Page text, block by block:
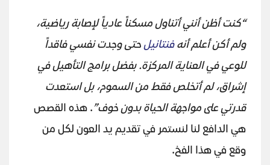
“كنت أظن أنني أتناول مسكناً عادياً لإصابة رياضية،
ولم أكن أعلم أنهفنتانيلحتى وجدت نفسي فاقداً
للوعي في العناية المركزة. بفضل برامج التأهيل في
إشراق، لم أتخلص فقط من السموم، بل استعدت
قدرتي على مواجهة الحياة بدون خوف”. هذه القصص
هي الدافع لنا لنستمر في تقديم يد العون لكل من
وقع في هذا الفخ.